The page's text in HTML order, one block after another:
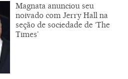
Magnata anunciou seu
noivado com Jerry Hall na
seção de sociedade de ‘The
Times’